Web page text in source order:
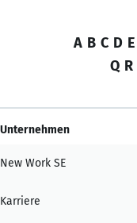
A B C D E
Q R
Unternehmen
New Work SE
Karriere